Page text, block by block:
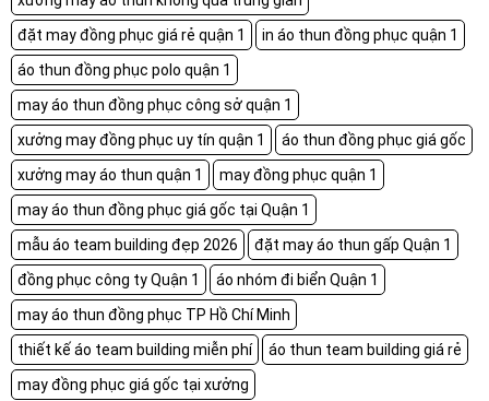
đặt may đồng phục giá rẻ quận 1
in áo thun đồng phục quận 1
áo thun đồng phục polo quận 1
may áo thun đồng phục công sở quận 1
xưởng may đồng phục uy tín quận 1
áo thun đồng phục giá gốc
xưởng may áo thun quận 1
may đồng phục quận 1
may áo thun đồng phục giá gốc tại Quận 1
mẫu áo team building đẹp 2026
đặt may áo thun gấp Quận 1
đồng phục công ty Quận 1
áo nhóm đi biển Quận 1
may áo thun đồng phục TP Hồ Chí Minh
thiết kế áo team building miễn phí
áo thun team building giá rẻ
may đồng phục giá gốc tại xưởng